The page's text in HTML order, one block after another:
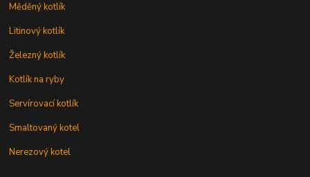
Měděný kotlík
Litinový kotlík
Železný kotlík
Kotlík na ryby
Servírovací kotlík
Smaltovaný kotel
Nerezový kotel